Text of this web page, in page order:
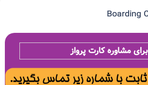
برای مشاوره کارت پرواز